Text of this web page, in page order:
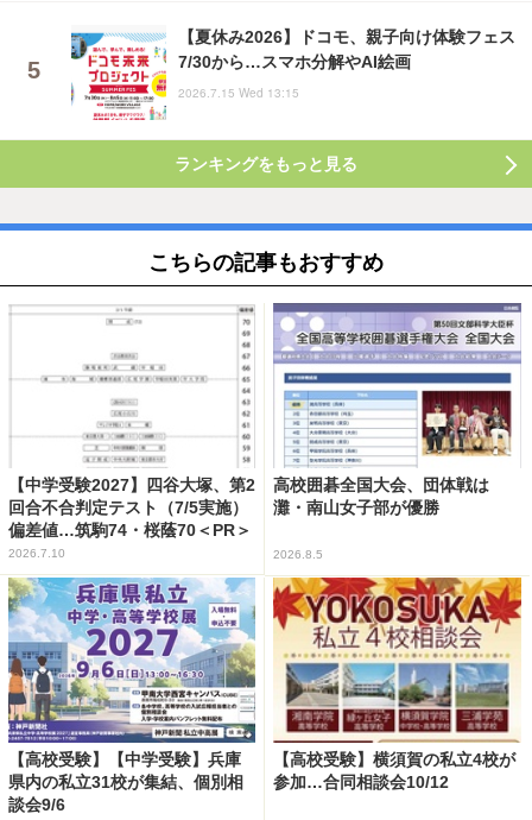
【夏休み2026】ドコモ、親子向け体験フェス
7/30から…スマホ分解やAI絵画
2026.7.15 Wed 13:15
ランキングをもっと見る
こちらの記事もおすすめ
【中学受験2027】四谷大塚、第2
回合不合判定テスト（7/5実施）
偏差値…筑駒74・桜蔭70＜PR＞
2026.7.10
高校囲碁全国大会、団体戦は
灘・南山女子部が優勝
2026.8.5
【高校受験】【中学受験】兵庫
県内の私立31校が集結、個別相
談会9/6
【高校受験】横須賀の私立4校が
参加…合同相談会10/12